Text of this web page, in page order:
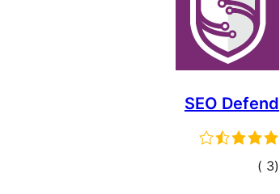
SEO Defend
(3
إجمالي)